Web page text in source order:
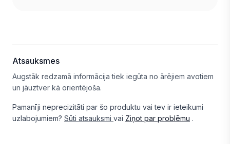
Atsauksmes
Augstāk redzamā informācija tiek iegūta no ārējiem avotiem
un jāuztver kā orientējoša.
Pamanīji neprecizitāti par šo produktu vai tev ir ieteikumi
uzlabojumiem? Sūti atsauksmi vai Ziņot par problēmu .